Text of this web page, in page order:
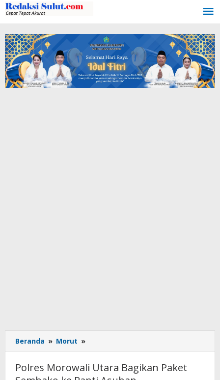
Lewati
ke
konten
Beranda » Morut »
Morowali
Bagikan
Polres Morowali Utara Bagikan Paket